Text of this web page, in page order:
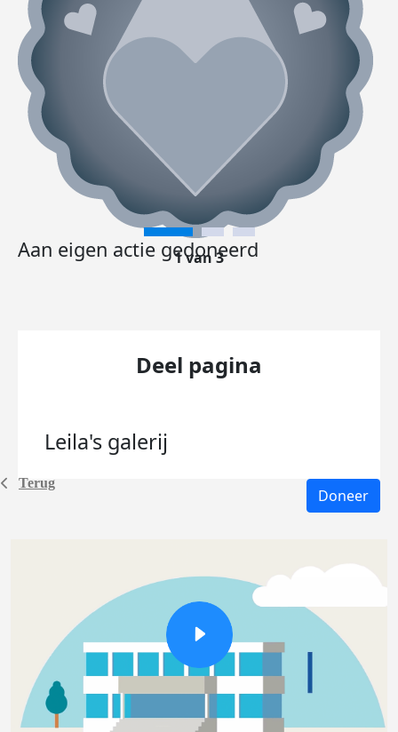
Terug
Aan eigen actie gedoneerd
1 van 3
Deel pagina
Leila's galerij
Doneer